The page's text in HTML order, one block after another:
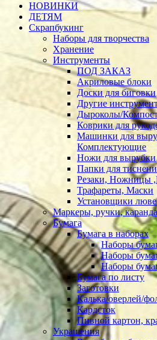
НОВИНКИ
ДЕТЯМ
Скрапбукинг
Наборы для творчества
Хранение
Инструменты
ПОД ЗАКАЗ
Акриловые блоки
Доски для биговки
Другие
Дыроколы/
Коврики для
Машинки для
Комплектующие
Ножи для вырубки
Папки для
Резаки, Ножницы
Трафареты, Маски
Установщики
Маркеры, ручки,
Бумага
Бумага в наборах
Наборы
Наборы
Наборы
Бумага по листу
Заготовки
Калька/оверлей/
Кардсток
Пивной картон,
Украшения